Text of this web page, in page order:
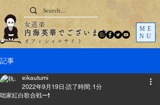
ME
NU
女道楽
内海英華でございます
オフィシャルサイト
記事
咄家紅白歌合戦ー❗
eikautumi
2022年9月19日 読了時間: 1分